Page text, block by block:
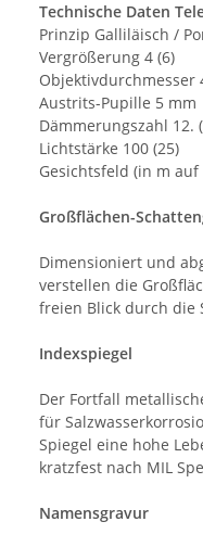
Technische Daten
Prinzip Galliläisch /
Vergrößerung 4 (6)
Objektivdurchmesser
Austrits-Pupille 5 mm
Dämmerungszahl 12.
Lichtstärke 100 (25)
Gesichtsfeld (in m auf
Großflächen-
Dimensioniert und
verstellen die
freien Blick durch die
Indexspiegel
Der Fortfall
für
Spiegel eine hohe
kratzfest nach MIL
Namensgravur